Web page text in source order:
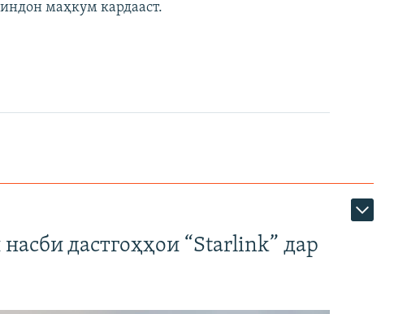
маҳкум кардааст.
дастгоҳҳои “Starlink” дар